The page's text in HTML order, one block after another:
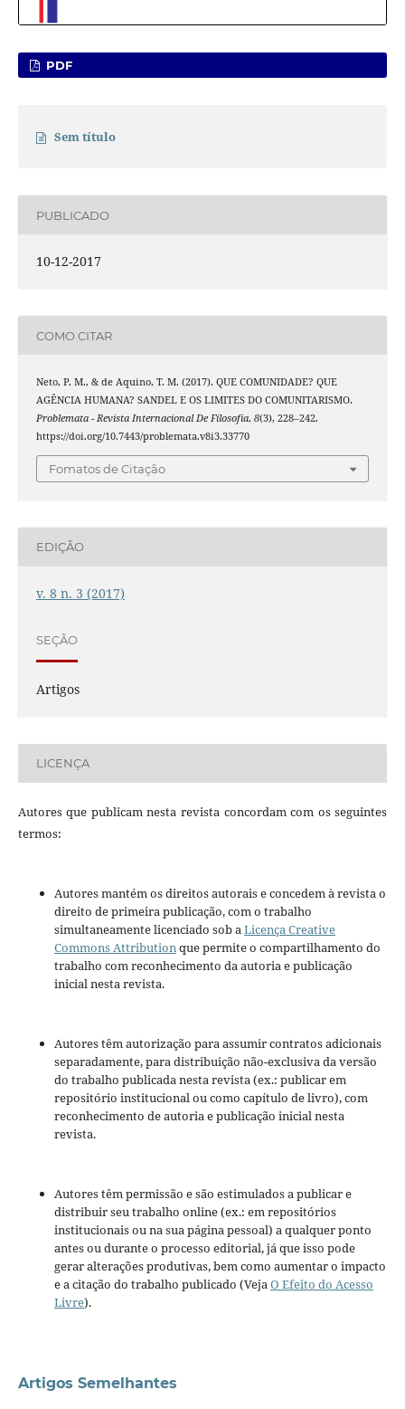
PDF
Sem título
PUBLICADO
10-12-2017
COMO CITAR
Neto, P. M., & de Aquino, T. M. (2017). QUE COMUNIDADE? QUE
AGÊNCIA HUMANA? SANDEL E OS LIMITES DO COMUNITARISMO.
Problemata - Revista Internacional De Filosofia, 8(3), 228–242.
https://doi.org/10.7443/problemata.v8i3.33770
Fomatos de Citação
EDIÇÃO
v. 8 n. 3 (2017)
SEÇÃO
Artigos
LICENÇA
Autores que publicam nesta revista concordam com os seguintes
termos:
Autores mantém os direitos autorais e concedem à revista o
direito de primeira publicação, com o trabalho
simultaneamente licenciado sob aLicença Creative
Commons Attributionque permite o compartilhamento do
trabalho com reconhecimento da autoria e publicação
inicial nesta revista.
Autores têm autorização para assumir contratos adicionais
separadamente, para distribuição não-exclusiva da versão
do trabalho publicada nesta revista (ex.: publicar em
repositório institucional ou como capítulo de livro), com
reconhecimento de autoria e publicação inicial nesta
revista.
Autores têm permissão e são estimulados a publicar e
distribuir seu trabalho online (ex.: em repositórios
institucionais ou na sua página pessoal) a qualquer ponto
antes ou durante o processo editorial, já que isso pode
gerar alterações produtivas, bem como aumentar o impacto
e a citação do trabalho publicado (VejaO Efeito do Acesso
Livre).
Artigos Semelhantes